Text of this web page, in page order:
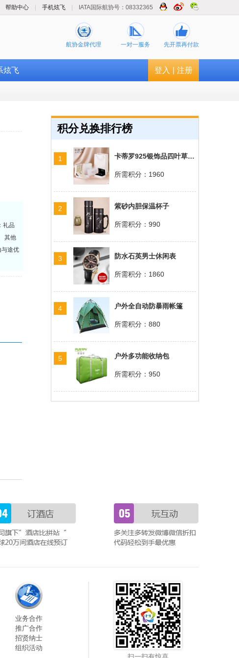
帮助中心 手机炫飞 IATA国际航协号：08332365
航协金牌代理 一对一服务 先开票再付款
炫飞 登入 注册
礼品
其他
与途优
积分兑换排行榜
1 卡蒂罗925银饰品四叶草手链
所需积分：1960
2 紫砂内胆保温杯子
所需积分：990
3 防水石英男士休闲表
所需积分：1860
4 户外全自动防暴雨帐篷
所需积分：880
5 户外多功能收纳包
所需积分：950
业务合作
推广合作
招贤纳士
组织活动